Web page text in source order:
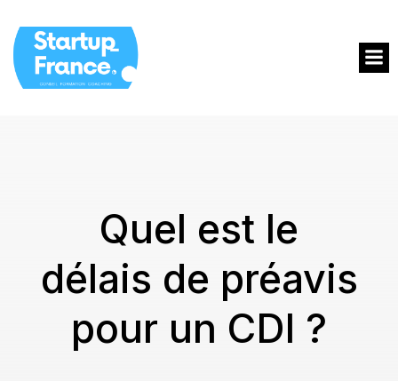
Quel est le
délais de préavis
pour un CDI ?